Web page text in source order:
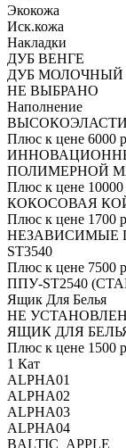
Экокожа
Иск.кожа
Накладки
ДУБ ВЕНГЕ
ДУБ МОЛОЧНЫЙ
НЕ ВЫБРАНО
Наполнение
Плюс к цене 6000
ПОЛИМЕРНОЙ
Плюс к цене 10000
КОКОСОВАЯ
Плюс к цене 1700
НЕЗАВИСИМЫЕ
ST3540
Плюс к цене 7500
ППУ-ST2540
Ящик Для Белья
НЕ УСТАНОВЛЕН
ЯЩИК ДЛЯ
Плюс к цене 1500
1 Кат
ALPHA01
ALPHA02
ALPHA03
ALPHA04
BALTIC_APPLE